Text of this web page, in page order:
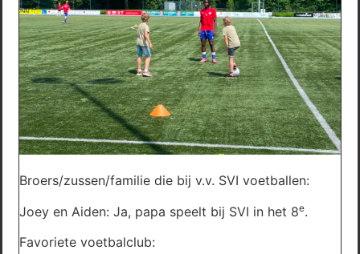
Broers/zussen/familie die bij v.v. SVI voetballen:
Joey en Aiden: Ja, papa speelt bij SVI in het 8e.
Favoriete voetbalclub: